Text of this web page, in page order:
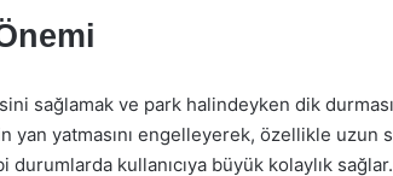
sağlamak ve park halindeyken dik
yan yatmasını engelleyerek, özellikle uzun
kullanıcıya büyük kolaylık